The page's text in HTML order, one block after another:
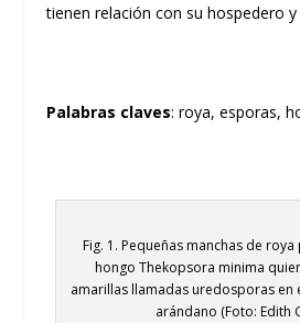
tienen relación con su hospedero
Palabras claves: roya, esporas,
Fig. 1. Pequeñas manchas de
hongo Thekopsora minima
amarillas llamadas uredosporas en
arándano (Foto: Edith